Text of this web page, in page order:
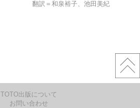
翻訳＝和泉裕子、池田美紀
TOTO出版について
お問い合わせ